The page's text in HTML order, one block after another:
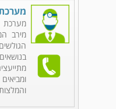
מירב